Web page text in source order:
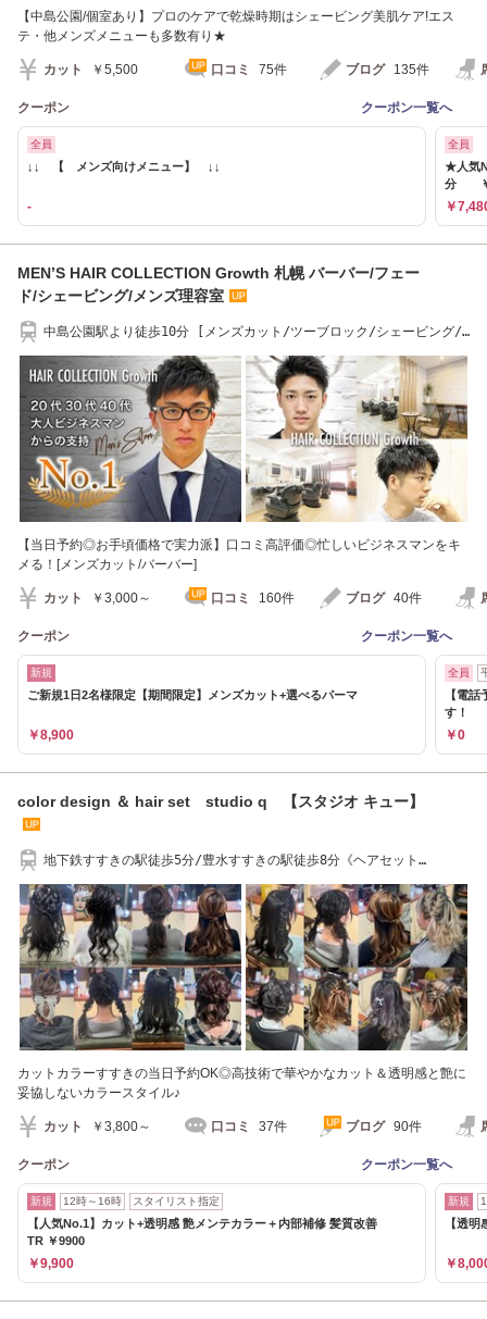
【中島公園/個室あり】プロのケアで乾燥時期はシェービング美肌ケア!エス
テ・他メンズメニューも多数有り★
カット ￥5,500 口コミ 75件 ブログ 135件
クーポン クーポン一覧へ
全員
↓↓ 【 メンズ向けメニュー】 ↓↓
-
全員
★人気
分 ￥
￥
MEN’S HAIR COLLECTION Growth 札幌 バーバー/フェー
ド/シェービング/メンズ理容室
中島公園駅より徒歩10分 [メンズカット/ツーブロック/シェービング/
【当日予約◎お手頃価格で実力派】口コミ高評価◎忙しいビジネスマンをキ
メる！[メンズカット/バーバー]
カット ￥3,000～ 口コミ 160件 ブログ 40件
クーポン クーポン一覧へ
新規
ご新規1日2名様限定【期間限定】メンズカット+選べるパーマ
￥8,900
全員
【電
す！
￥0
color design ＆ hair set studio q 【スタジオ キュー】
地下鉄すすきの駅徒歩5分/豊水すすきの駅徒歩8分《ヘアセット
カットカラーすすきの当日予約OK◎高技術で華やかなカット＆透明感と艶に
妥協しないカラースタイル♪
カット ￥3,800～ 口コミ 37件 ブログ 90件
クーポン クーポン一覧へ
新規 12時～16時 スタイリスト指定
【人気No.1】カット+透明感 艶メンテカラー＋内部補修 髪質改善
TR ￥9900
￥9,900
新規
【透
￥